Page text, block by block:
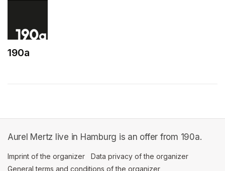
190a
Aurel Mertz live in Hamburg is an offer from 190a.
Imprint of the organizer (opens in a new tab)
Data privacy of the organizer
General terms and conditions of the organizer